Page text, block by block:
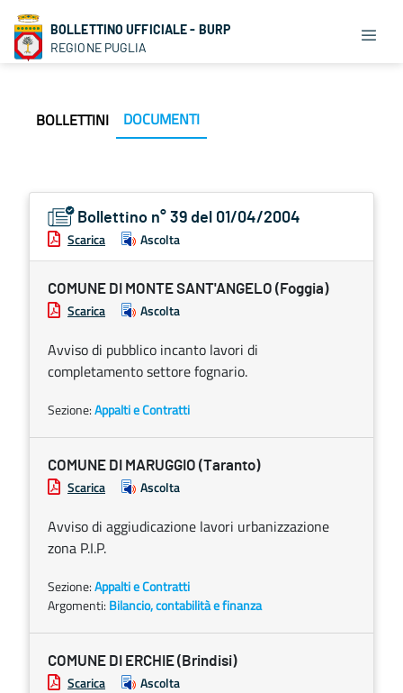
BOLLETTINO UFFICIALE - BURP
REGIONE PUGLIA
BOLLETTINI DOCUMENTI
Bollettino n° 39 del 01/04/2004
Scarica Ascolta
COMUNE DI MONTE SANT'ANGELO (Foggia)
Scarica Ascolta
Avviso di pubblico incanto lavori di
completamento settore fognario.
Sezione:Appalti e Contratti
COMUNE DI MARUGGIO (Taranto)
Scarica Ascolta
Avviso di aggiudicazione lavori urbanizzazione
zona P.I.P.
Sezione:Appalti e Contratti
Argomenti: Bilancio, contabilità e finanza
COMUNE DI ERCHIE (Brindisi)
Scarica Ascolta